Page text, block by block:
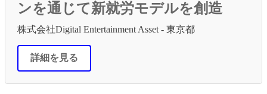
ンを通じて新就労モデルを創造
株式会社Digital Entertainment Asset - 東京都
詳細を見る